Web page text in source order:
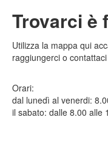
Contatti
Intranet
Trovarci è
Utilizza la mappa qui
raggiungerci o
Orari:
dal lunedì al venerdi:
il sabato: dalle 8.00 alle